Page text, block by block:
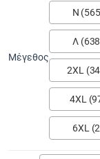
Δαντελένια μπλούζα
μανίκια, 3D μοτίβο, Α-
στρογυλός λαιμός
€
Μέγεθος
Ν
Λ
2ΧL
4ΧL
6ΧL